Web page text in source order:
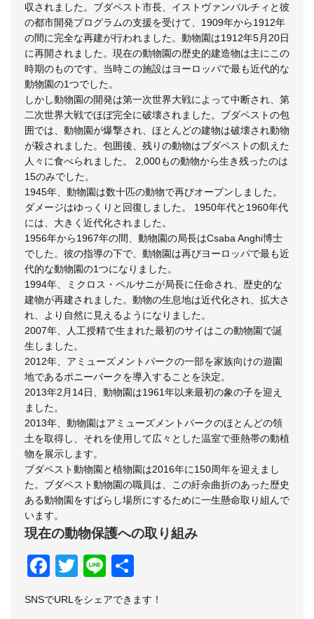
収されました。ブダペスト市長、イストヴァンバルチィと彼
の都市開発プログラムの支援を受けて、1909年から1912年
の間に完全な再建が行われました。動物園は1912年5月20日
に再開されました。現在の動物園の歴史的建造物は主にこの
時期のものです。当時この施設はヨーロッパで最も近代的な
動物園の1つでした。
しかし動物園の開発は第一次世界大戦によって中断され、第
二次世界大戦でほぼ完全に破壊されました。ブダペストの包
囲では、動物園が爆撃され、ほとんどの建物は破壊され動物
が殺されました。包囲後、残りの動物はブダペストの飢えた
人々に食べられました。 2,000もの動物から生き残ったのは
15のみでした。
1945年、動物園は数十匹の動物で再びオープンしました。
ダメージはゆっくりと回復しました。 1950年代と1960年代
には、大きく近代化されました。
1956年から1967年の間、動物園の局長はCsaba Anghi博士
でした。彼の指導の下で、動物園は再びヨーロッパで最も近
代的な動物園の1つになりました。
1994年、ミクロス・ペルサニが局長に任命され、歴史的な
建物が再建されました。動物の生息地は近代化され、拡大さ
れ、より自然に見えるようになりました。
2007年、人工授精で生まれた最初のサイはこの動物園で誕
生しました。
2012年、アミューズメントパークの一部を家族向けの遊園
地であるポニーパークを導入することを決定。
2013年2月14日、動物園は1961年以来最初の象の子を迎え
ました。
2013年、動物園はアミューズメントパークのほとんどの領
土を取得し、それを使用して広々とした温室で亜熱帯の動植
物を展示します。
ブダペスト動物園と植物園は2016年に150周年を迎えまし
た。ブダペスト動物園の職員は、この紆余曲折のあった歴史
ある動物園をすばらし場所にするために一生懸命取り組んで
います。
現在の動物保護への取り組み
Facebook
Twitter
Line
SNSでURLをシェアできます！